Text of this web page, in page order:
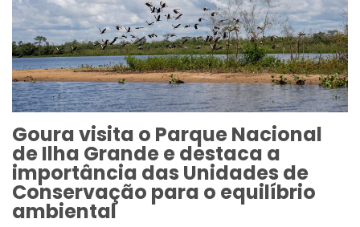
Goura visita o Parque Nacional
de Ilha Grande e destaca a
importância das Unidades de
Conservação para o equilíbrio
ambiental